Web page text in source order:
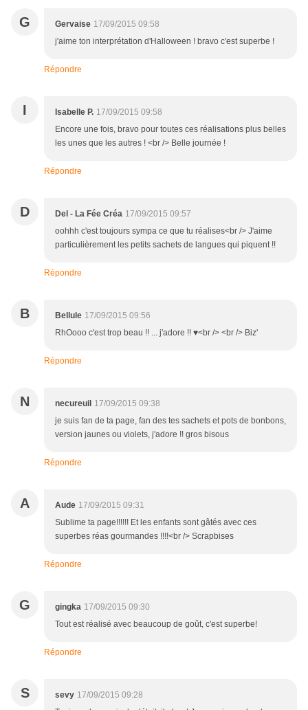
G Gervaise 17/09/2015 09:58
j'aime ton interprétation d'Halloween ! bravo c'est superbe !
Répondre
I Isabelle P. 17/09/2015 09:58
Encore une fois, bravo pour toutes ces réalisations plus belles
les unes que les autres ! <br /> Belle journée !
Répondre
D Del - La Fée Créa 17/09/2015 09:57
oohhh c'est toujours sympa ce que tu réalises<br /> J'aime
particulièrement les petits sachets de langues qui piquent !!
Répondre
B Bellule 17/09/2015 09:56
RhOooo c'est trop beau !! ... j'adore !! ♥<br /> <br /> Biz'
Répondre
N necureuil 17/09/2015 09:38
je suis fan de ta page, fan des tes sachets et pots de bonbons,
version jaunes ou violets, j'adore !! gros bisous
Répondre
A Aude 17/09/2015 09:31
Sublime ta page!!!!!! Et les enfants sont gâtés avec ces
superbes réas gourmandes !!!!<br /> Scrapbises
Répondre
G gingka 17/09/2015 09:30
Tout est réalisé avec beaucoup de goût, c'est superbe!
Répondre
S sevy 17/09/2015 09:28